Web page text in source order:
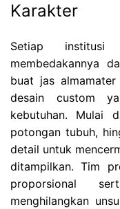
Karakter
Setiap
membedakannya
buat jas almamater
desain custom
kebutuhan. Mulai
potongan tubuh,
detail untuk
ditampilkan. Tim
proporsional
menghilangkan